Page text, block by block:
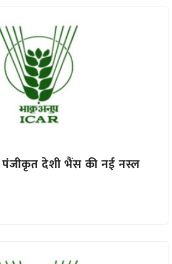
पंजीकृत देशी भैंस की नई नस्ल